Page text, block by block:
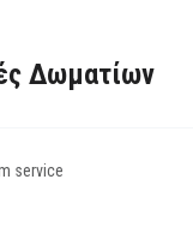
Δωματίων
service